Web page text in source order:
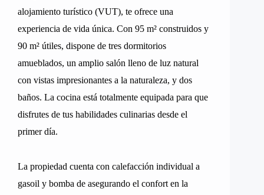
alojamiento turístico (VUT), te ofrece una
experiencia de vida única. Con 95 m² construidos y
90 m² útiles, dispone de tres dormitorios
amueblados, un amplio salón lleno de luz natural
con vistas impresionantes a la naturaleza, y dos
baños. La cocina está totalmente equipada para que
disfrutes de tus habilidades culinarias desde el
primer día.
La propiedad cuenta con calefacción individual a
gasoil y bomba de asegurando el confort en la